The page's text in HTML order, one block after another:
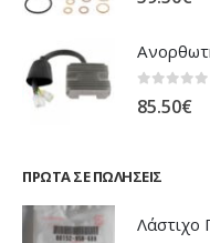
85.50€
ΠΡΏΤΑ ΣΕ ΠΩΛΉΣΕΙΣ